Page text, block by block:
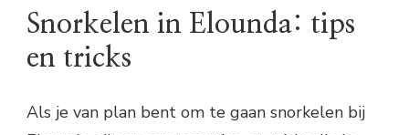
Snorkelen in Elounda: tips
en tricks
Als je van plan bent om te gaan snorkelen bij